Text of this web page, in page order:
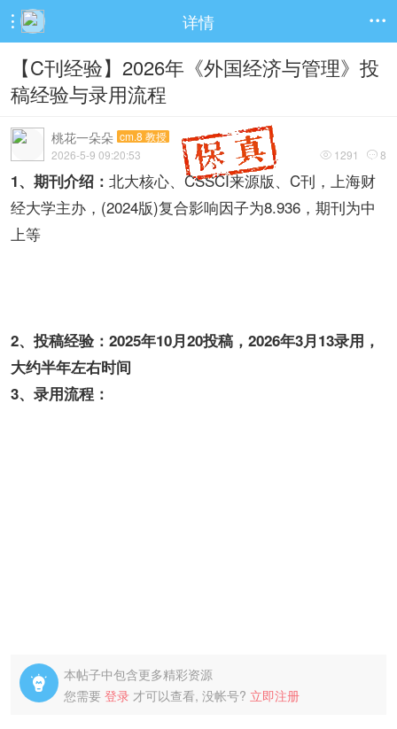
 详情 
【C刊经验】2026年《外国经济与管理》投
稿经验与录用流程
桃花一朵朵 cm.8 教授
 1291  8
2026-5-9 09:20:53
1、期刊介绍： 北大核心、CSSCI来源版、C刊，上海财
经大学主办，(2024版)复合影响因子为8.936，期刊为中
上等
2、投稿经验：2025年10月20投稿，2026年3月13录用，
大约半年左右时间
3、录用流程：

本帖子中包含更多精彩资源
您需要 登录 才可以查看, 没帐号? 立即注册